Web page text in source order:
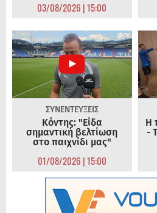
03/08/2026 | 15:00
ΣΥΝΕΝΤΕΥΞΕΙΣ
Κόντης: "Είδα
σημαντική βελτίωση
στο παιχνίδι μας"
01/08/2026 | 15:00
Η
-